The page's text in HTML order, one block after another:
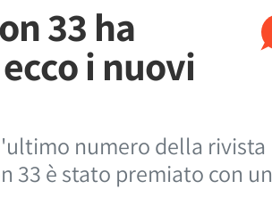
33 ha
i nuovi
numero della rivista
33 è stato premiato con un